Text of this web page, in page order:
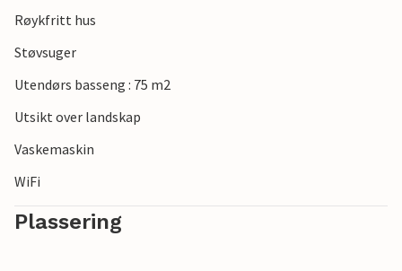
Røykfritt hus
Støvsuger
Utendørs basseng : 75 m2
Utsikt over landskap
Vaskemaskin
WiFi
Plassering